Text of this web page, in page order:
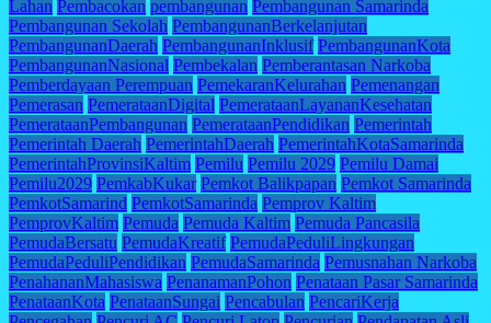
Lahan Pembacokan pembangunan Pembangunan Samarinda
Pembangunan Sekolah PembangunanBerkelanjutan
PembangunanDaerah PembangunanInklusif PembangunanKota
PembangunanNasional Pembekalan Pemberantasan Narkoba
Pemberdayaan Perempuan PemekaranKelurahan Pemenangan
Pemerasan PemerataanDigital PemerataanLayananKesehatan
PemerataanPembangunan PemerataanPendidikan Pemerintah
Pemerintah Daerah PemerintahDaerah PemerintahKotaSamarinda
PemerintahProvinsiKaltim Pemilu Pemilu 2029 Pemilu Damai
Pemilu2029 PemkabKukar Pemkot Balikpapan Pemkot Samarinda
PemkotSamarind PemkotSamarinda Pemprov Kaltim
PemprovKaltim Pemuda Pemuda Kaltim Pemuda Pancasila
PemudaBersatu PemudaKreatif PemudaPeduliLingkungan
PemudaPeduliPendidikan PemudaSamarinda Pemusnahan Narkoba
PenahananMahasiswa PenanamanPohon Penataan Pasar Samarinda
PenataanKota PenataanSungai Pencabulan PencariKerja